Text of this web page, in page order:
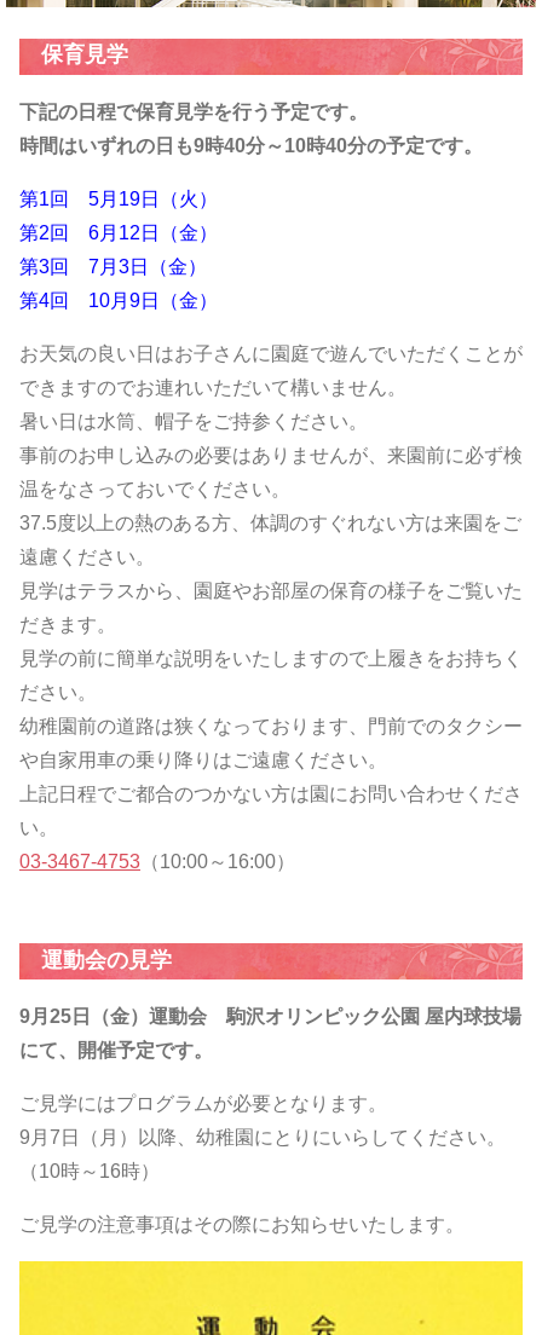
保育見学
下記の日程で保育見学を行う予定です。
時間はいずれの日も9時40分～10時40分の予定です。
第1回 5月19日（火）
第2回 6月12日（金）
第3回 7月3日（金）
第4回 10月9日（金）
お天気の良い日はお子さんに園庭で遊んでいただくことが
できますのでお連れいただいて構いません。
暑い日は水筒、帽子をご持参ください。
事前のお申し込みの必要はありませんが、来園前に必ず検
温をなさっておいでください。
37.5度以上の熱のある方、体調のすぐれない方は来園をご
遠慮ください。
見学はテラスから、園庭やお部屋の保育の様子をご覧いた
だきます。
見学の前に簡単な説明をいたしますので上履きをお持ちく
ださい。
幼稚園前の道路は狭くなっております、門前でのタクシー
や自家用車の乗り降りはご遠慮ください。
上記日程でご都合のつかない方は園にお問い合わせくださ
い。
03-3467-4753 （10:00～16:00）
運動会の見学
9月25日（金）運動会駒沢オリンピック公園 屋内球技場
にて、開催予定です。
ご見学にはプログラムが必要となります。
9月7日（月）以降、幼稚園にとりにいらしてください。
（10時～16時）
ご見学の注意事項はその際にお知らせいたします。